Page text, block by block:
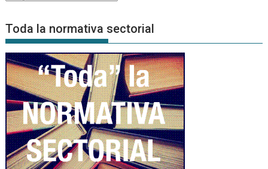
Noticias
Toda la normativa sectorial